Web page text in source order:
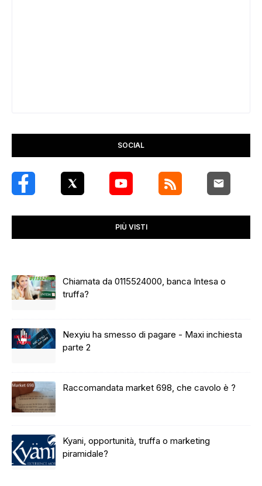
SOCIAL
PIÙ VISTI
Chiamata da 0115524000, banca Intesa o
truffa?
Nexyiu ha smesso di pagare - Maxi inchiesta
parte 2
Raccomandata market 698, che cavolo è ?
Kyani, opportunità, truffa o marketing
piramidale?